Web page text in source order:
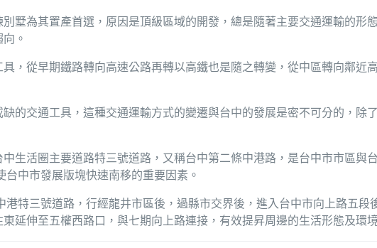
墅為其置產首選，原因是頂級區域的開發，總是隨著主要交通運輸的形
。
，從早期鐵路轉向高速公路再轉以高鐵也是隨之轉變，從中區轉向鄰近
的交通工具，這種交通運輸方式的變遷與台中的發展是密不可分的，除
生活圈主要道路特三號道路，又稱台中第二條中港路，是台中市市區與
中市發展版塊快速南移的重要因素。
特三號道路，行經龍井市區後，過縣市交界後，進入台中市向上路五段
延伸至五權西路口，與七期向上路連接，有效提昇周邊的生活形態及環